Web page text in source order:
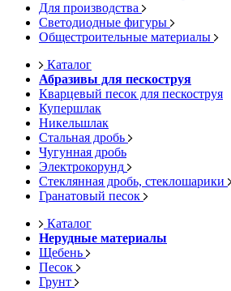
Для производства
Светодиодные фигуры
Общестроительные материалы
Каталог
Абразивы для пескоструя
Кварцевый песок для пескоструя
Купершлак
Никельшлак
Стальная дробь
Чугунная дробь
Электрокорунд
Стеклянная дробь, стеклошарики
Гранатовый песок
Каталог
Нерудные материалы
Щебень
Песок
Грунт